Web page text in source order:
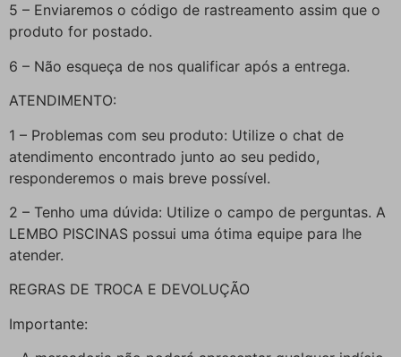
5 – Enviaremos o código de rastreamento assim que o
produto for postado.
6 – Não esqueça de nos qualificar após a entrega.
ATENDIMENTO:
1 – Problemas com seu produto: Utilize o chat de
atendimento encontrado junto ao seu pedido,
responderemos o mais breve possível.
2 – Tenho uma dúvida: Utilize o campo de perguntas. A
LEMBO PISCINAS possui uma ótima equipe para lhe
atender.
REGRAS DE TROCA E DEVOLUÇÃO
Importante: